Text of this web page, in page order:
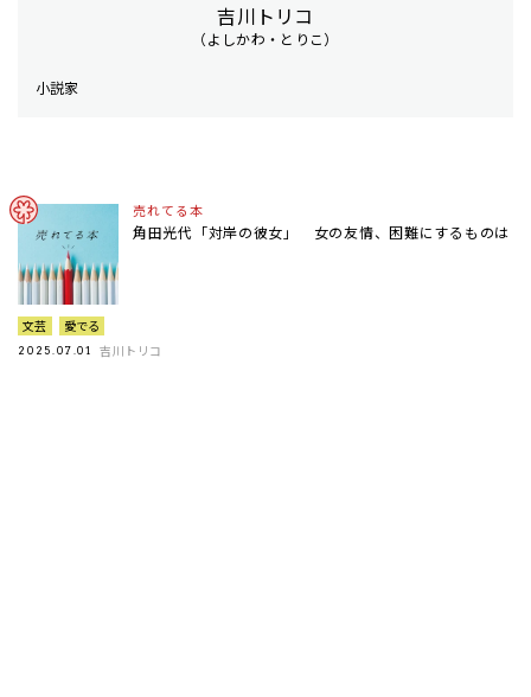
吉川トリコ
（よしかわ・とりこ）
小説家
売れてる本
角田光代「対岸の彼女」 女の友情、困難にするものは
文芸 愛でる
2025.07.01 吉川トリコ